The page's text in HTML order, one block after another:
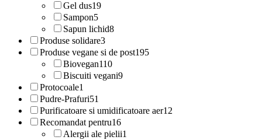
Gel dus19
Sampon5
Sapun lichid8
Produse solidare3
Produse vegane si de post195
Biovegan110
Biscuiti vegani9
Protocoale1
Pudre-Prafuri51
Purificatoare si umidificatoare aer12
Recomandat pentru16
Alergii ale pielii1